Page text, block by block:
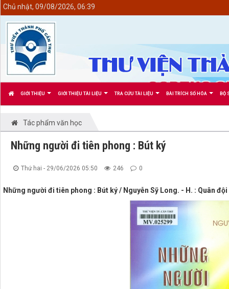
GIỚI THIỆU GIỚI THIỆU TÀI LIỆU TRA CỨU TÀI LIỆU BÀI TRÍCH SỐ HÓA BỘ
Chủ nhật, 09/08/2026, 06:39
Tác phẩm văn học
Những người đi tiên phong : Bút ký
Thứ hai - 29/06/2026 05:50 246 0
Những người đi tiên phong : Bút ký / Nguyễn Sỹ Long. - H. : Quân
<